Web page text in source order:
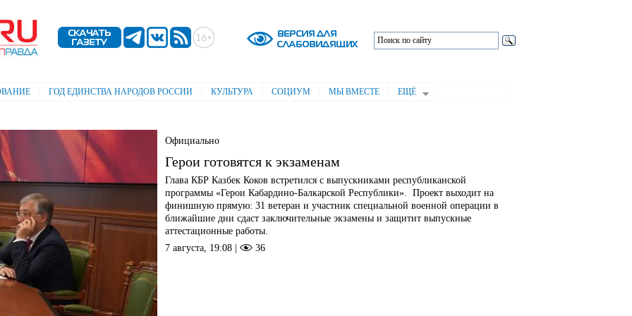
содержанию
ГОД ЕДИНСТВА НАРОДОВ РОССИИ КУЛЬТУРА СОЦИУМ МЫ ВМЕСТЕ ЕЩЁ
Официально
Герои готовятся к экзаменам
Глава КБР Казбек Коков встретился с выпускниками республиканской
программы «Герои Кабардино-Балкарской Республики». Проект выходит на
финишную прямую: 31 ветеран и участник специальной военной операции в
ближайшие дни сдаст заключительные экзамены и защитит выпускные
аттестационные работы.
7 августа, 19:08 |
36